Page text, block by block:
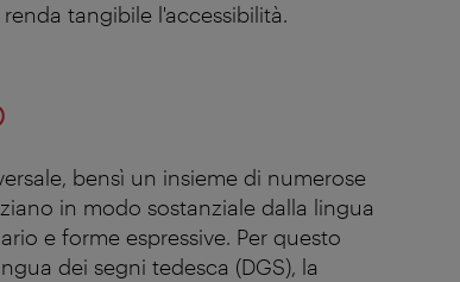
tangibile l'accessibilità.
bensì un insieme di numerose
in modo sostanziale dalla lingua
e forme espressive. Per questo
dei segni tedesca (DGS), la